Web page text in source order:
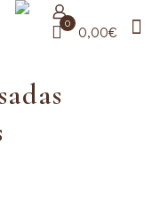
0 0,00€